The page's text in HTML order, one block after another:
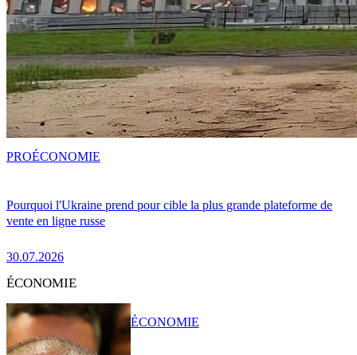
Pourquoi l'Ukraine prend pour cible la plus grande plateforme de
vente en ligne russe
30.07.2026
PROÉCONOMIE
ÉCONOMIE
ÉCONOMIE